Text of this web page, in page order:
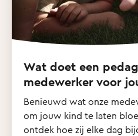
Wat doet een
medewerker voor
Benieuwd wat onze
om jouw kind te laten
ontdek hoe zij elke dag